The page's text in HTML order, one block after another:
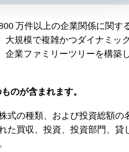
万件以上の企業関係に関す
大規模で複雑かつダイナミッ
企業ファミリーツリーを構築
のが含まれます。
の種類、および投資総額の
た買収、投資、投資部門、貸